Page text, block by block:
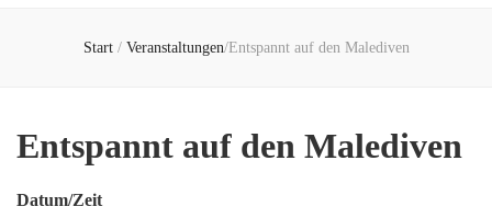
Start / Veranstaltungen/Entspannt auf den Malediven
Entspannt auf den Malediven
Datum/Zeit